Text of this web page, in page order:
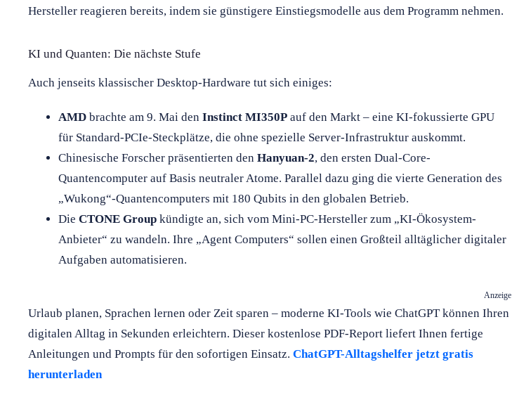
Hersteller reagieren bereits, indem sie günstigere Einstiegsmodelle aus dem Programm nehmen.
KI und Quanten: Die nächste Stufe
Auch jenseits klassischer Desktop-Hardware tut sich einiges:
AMDbrachte am 9. Mai den Instinct MI350Pauf den Markt – eine KI-fokussierte GPU
für Standard-PCIe-Steckplätze, die ohne spezielle Server-Infrastruktur auskommt.
Chinesische Forscher präsentierten den Hanyuan-2, den ersten Dual-Core-
Quantencomputer auf Basis neutraler Atome. Parallel dazu ging die vierte Generation des
„Wukong“-Quantencomputers mit 180 Qubits in den globalen Betrieb.
Die CTONE Groupkündigte an, sich vom Mini-PC-Hersteller zum „KI-Ökosystem-
Anbieter“ zu wandeln. Ihre „Agent Computers“ sollen einen Großteil alltäglicher digitaler
Aufgaben automatisieren.
Anzeige
Urlaub planen, Sprachen lernen oder Zeit sparen – moderne KI-Tools wie ChatGPT können Ihren
digitalen Alltag in Sekunden erleichtern. Dieser kostenlose PDF-Report liefert Ihnen fertige
Anleitungen und Prompts für den sofortigen Einsatz. ChatGPT-Alltagshelfer jetzt gratis
herunterladen